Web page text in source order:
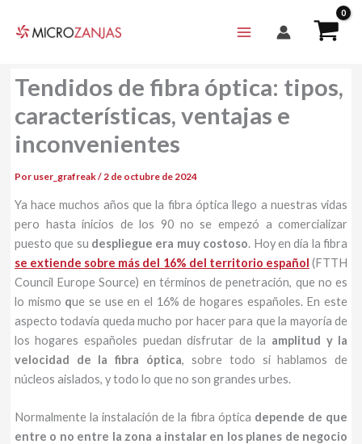
Tendidos de fibra óptica: tipos,
características, ventajas e
inconvenientes
Por user_grafreak/2 de octubre de 2024
Ya hace muchos años que la fibra óptica llego a nuestras vidas
pero hasta inicios de los 90 no se empezó a comercializar
puesto que su despliegue era muy costoso. Hoy en día la fibra
se extiende sobre más del 16% del territorio español (FTTH
Council Europe Source) en términos de penetración, que no es
lo mismo que se use en el 16% de hogares españoles. En este
aspecto todavía queda mucho por hacer para que la mayoría de
los hogares españoles puedan disfrutar de la amplitud y la
velocidad de la fibra óptica, sobre todo si hablamos de
núcleos aislados, y todo lo que no son grandes urbes.
Normalmente la instalación de la fibra óptica depende de que
entre o no entre la zona a instalar en los planes de negocio